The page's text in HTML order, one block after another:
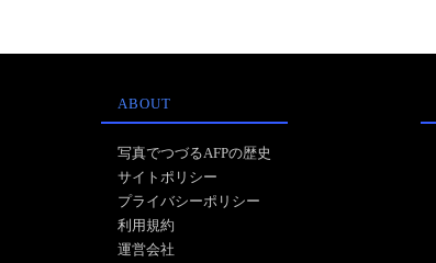
ABOUT
写真でつづるAFPの歴史
サイトポリシー
プライバシーポリシー
利用規約
運営会社